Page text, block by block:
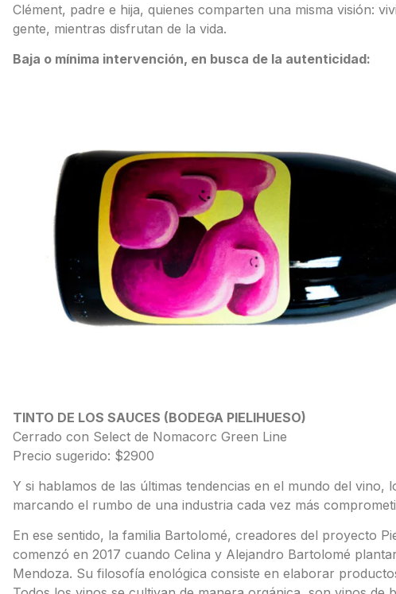
Clément, padre e hija, quienes comparten una misma visión:
gente, mientras disfrutan de la vida.
Baja o mínima intervención, en busca de la autenticidad:
TINTO DE LOS SAUCES (BODEGA PIELIHUESO)
Cerrado con Select de Nomacorc Green Line
Precio sugerido: $2900
Y si hablamos de las últimas tendencias en el mundo del
marcando el rumbo de una industria cada vez más
En ese sentido, la familia Bartolomé, creadores del proyecto
comenzó en 2017 cuando Celina y Alejandro Bartolomé
Mendoza. Su filosofía enológica consiste en elaborar